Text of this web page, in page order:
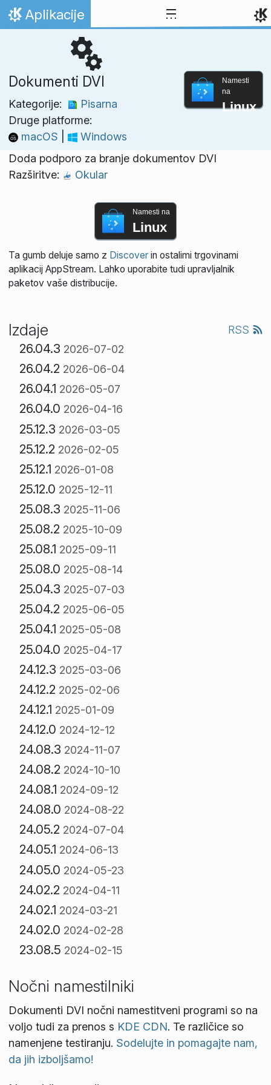
Preskoči na vsebino
Domov
Aplikacije
Dokumenti DVI
Kategorije:
Pisarna
Druge platforme:
macOS
Windows
Namesti
na
Linux
Doda podporo za branje dokumentov DVI
Razširitve:
Okular
Namesti na
Linux
Ta gumb deluje samo z Discoverin ostalimi trgovinami
aplikacij AppStream. Lahko uporabite tudi upravljalnik
paketov vaše distribucije.
Izdaje RSS
26.04.3 2026-07-02
26.04.2 2026-06-04
26.04.1 2026-05-07
26.04.0 2026-04-16
25.12.3 2026-03-05
25.12.2 2026-02-05
25.12.1 2026-01-08
25.12.0 2025-12-11
25.08.3 2025-11-06
25.08.2 2025-10-09
25.08.1 2025-09-11
25.08.0 2025-08-14
25.04.3 2025-07-03
25.04.2 2025-06-05
25.04.1 2025-05-08
25.04.0 2025-04-17
24.12.3 2025-03-06
24.12.2 2025-02-06
24.12.1 2025-01-09
24.12.0 2024-12-12
24.08.3 2024-11-07
24.08.2 2024-10-10
24.08.1 2024-09-12
24.08.0 2024-08-22
24.05.2 2024-07-04
24.05.1 2024-06-13
24.05.0 2024-05-23
24.02.2 2024-04-11
24.02.1 2024-03-21
24.02.0 2024-02-28
23.08.5 2024-02-15
Nočni namestilniki
Dokumenti DVI nočni namestitveni programi so na
voljo tudi za prenos s KDE CDN. Te različice so
namenjene testiranju. Sodelujte in pomagajte nam,
da jih izboljšamo!